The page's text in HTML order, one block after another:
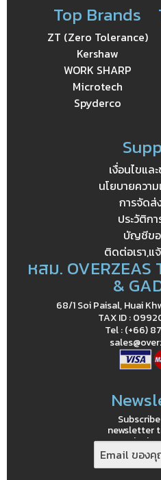
Top Brands
ZT (Zero Tolerance)
Kershaw
WORK SHARP
Microtech
Spyderco
เงื่อนไขแล
นโยบายควา
การจัดส่
ประวัติก
บัญชีข
ติดต่อเรา,แ
หสม. OVERZEAS
&
68/1 Soi Paisal, Huai
TAX ID :
Tel : (+66)
newsletter